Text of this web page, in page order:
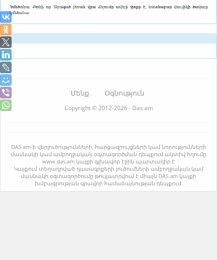
Մենք Օգնություն
Copyright © 2012-2026 - Das.am
DAS.am-ի վերլուծությունների, հարցազրույցների կամ նորությունների
մասնակի կամ ամբողջական օգտագործման դեպքում ակտիվ հղումը
www.das.am կայքի գլխավոր էջին պարտադիր է
Կայքում տեղադրված դասագրքերի լուծումների ամբողջական կամ
մասնակի օգտագործումը թույլատրվում է միայն DAS.am կայքի
խմբագրության գրավոր համաձայնության դեպքում: